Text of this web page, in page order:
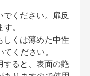
ください。扉反
。
くは薄めた中性
ください。
ると、表面の艶